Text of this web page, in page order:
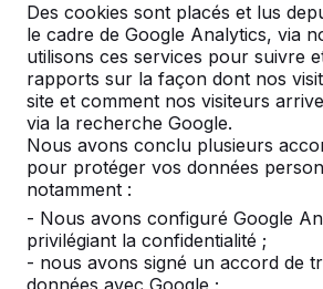
Des cookies sont placés et lus
le cadre de Google Analytics, via
utilisons ces services pour suivre
rapports sur la façon dont nos
site et comment nos visiteurs
via la recherche Google.
Nous avons conclu plusieurs
pour protéger vos données
notamment :
- Nous avons configuré Google
privilégiant la confidentialité ;
- nous avons signé un accord de
données avec Google ;
Les meilleures
pong pour l'éxterieur
Jouer au ping-pong, il restera
jouer à ce jeu. Ce sport est pratiqué
nombreuses générations. Une
l’intérieur n’est pas toujours
en place, ranger et de nouveau
ca prends de la place si vous la